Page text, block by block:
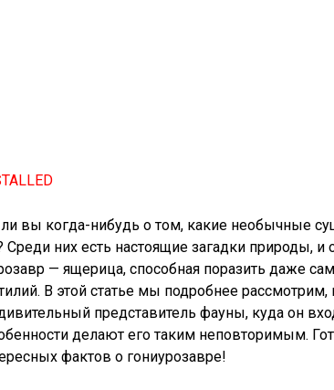
вы когда-нибудь о том, какие необычные
Среди них есть настоящие загадки природы, и
— ящерица, способная поразить даже
В этой статье мы подробнее
представитель фауны, куда он
делают его таким неповторимым.
фактов о гониурозавре!